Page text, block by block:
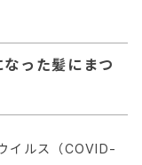
った髪にまつ
イルス（COVID-